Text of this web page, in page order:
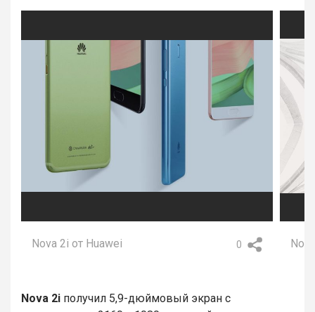
0
Nova 2i от Huawei
Nova 2i получил 5,9-дюймовый экран с